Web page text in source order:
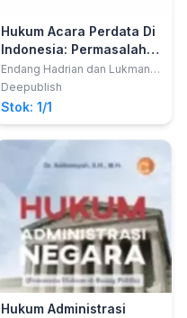
Hukum Acara Perdata Di
Indonesia: Permasalahan
Eksekusi Dan Mediasi
Endang Hadrian dan Lukman
Hakim
Deepublish
Stok: 1/1
Hukum Administrasi